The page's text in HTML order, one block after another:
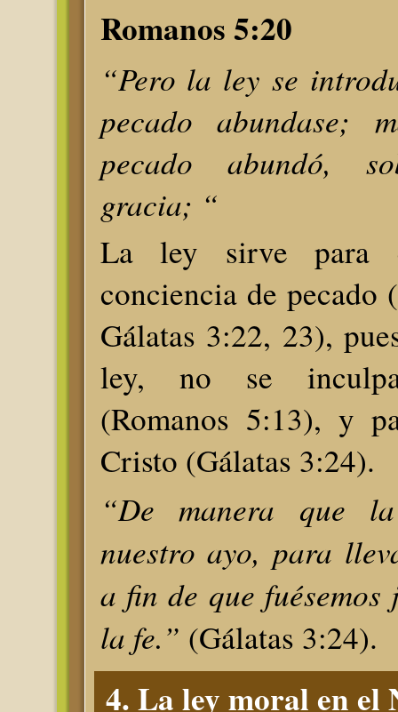
Romanos 5:20
“Pero la ley se
pecado abundase;
pecado abundó,
gracia; “
La ley sirve para
conciencia de pecado
Gálatas 3:22, 23),
ley, no se
(Romanos 5:13), y
Cristo (Gálatas 3:24).
“De manera que
nuestro ayo, para
a fin de que
la fe.” (Gálatas 3:24).
4. La ley moral en el